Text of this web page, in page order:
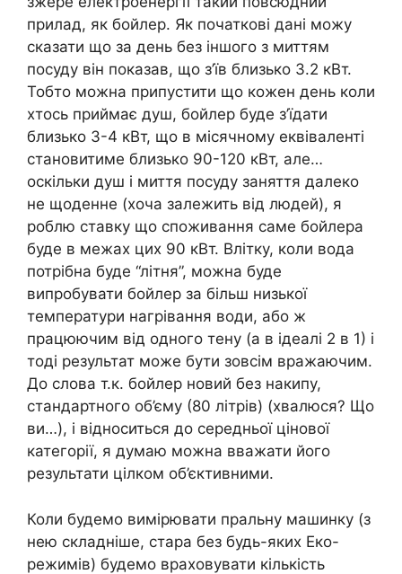
прилад, як бойлер. Як початкові дані можу
сказати що за день без іншого з миттям
посуду він показав, що з’їв близько 3.2 кВт.
Тобто можна припустити що кожен день коли
хтось приймає душ, бойлер буде з’їдати
близько 3-4 кВт, що в місячному еквіваленті
становитиме близько 90-120 кВт, але…
оскільки душ і миття посуду заняття далеко
не щоденне (хоча залежить від людей), я
роблю ставку що споживання саме бойлера
буде в межах цих 90 кВт. Влітку, коли вода
потрібна буде “літня”, можна буде
випробувати бойлер за більш низької
температури нагрівання води, або ж
працюючим від одного тену (а в ідеалі 2 в 1) і
тоді результат може бути зовсім вражаючим.
До слова т.к. бойлер новий без накипу,
стандартного об’єму (80 літрів) (хвалюся? Що
ви…), і відноситься до середньої цінової
категорії, я думаю можна вважати його
результати цілком об’єктивними.
Коли будемо вимірювати пральну машинку (з
нею складніше, стара без будь-яких Еко-
режимів) будемо враховувати кількість